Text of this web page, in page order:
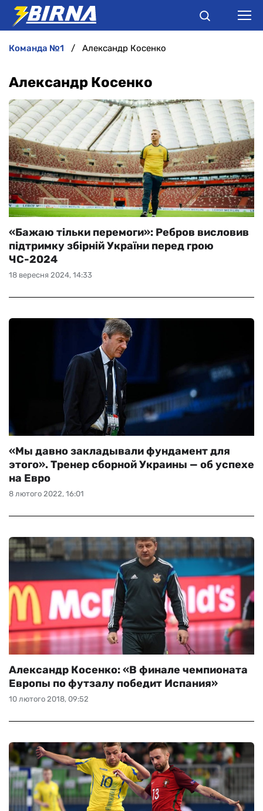
ІНТЕРВ'Ю
РІЗНЕ
БУКМЕКЕРИ
команда №1 Александр Косенко
Александр Косенко
18 вересня 2024, 14:33
«Бажаю тільки перемоги»: Ребров висловив
підтримку збірній України перед грою
ЧС-2024
8 лютого 2022, 16:01
«Мы давно закладывали фундамент для
этого». Тренер сборной Украины — об успехе
на Евро
10 лютого 2018, 09:52
Александр Косенко: «В финале чемпионата
Европы по футзалу победит Испания»